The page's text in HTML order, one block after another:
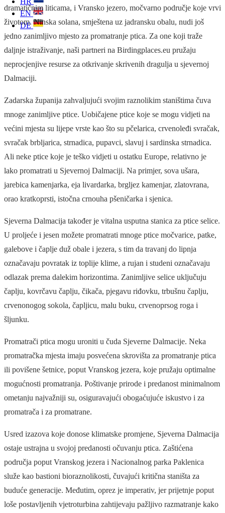
EN
DE
dramatičnim liticama, i Vransko jezero, močvarno područje koje vrvi
životom. Ninska solana, smještena uz jadransku obalu, nudi još
jedno zanimljivo mjesto za promatranje ptica. Za one koji traže
daljnje istraživanje, naši partneri na Birdingplaces.eu pružaju
neprocjenjive resurse za otkrivanje skrivenih dragulja u sjevernoj
Dalmaciji.
Zadarska županija zahvaljujući svojim raznolikim staništima čuva
mnoge zanimljive ptice. Uobičajene ptice koje se mogu vidjeti na
većini mjesta su lijepe vrste kao što su pčelarica, crvenoleđi svračak,
svračak brbljarica, strnadica, pupavci, slavuj i sardinska strnadica.
Ali neke ptice koje je teško vidjeti u ostatku Europe, relativno je
lako promatrati u Sjevernoj Dalmaciji. Na primjer, sova ušara,
jarebica kamenjarka, eja livardarka, brgljez kamenjar, zlatovrana,
orao kratkoprsti, istočna crnouha pšeničarka i sjenica.
Sjeverna Dalmacija također je vitalna usputna stanica za ptice selice.
U proljeće i jesen možete promatrati mnoge ptice močvarice, patke,
galebove i čaplje duž obale i jezera, s tim da travanj do lipnja
označavaju povratak iz toplije klime, a rujan i studeni označavaju
odlazak prema dalekim horizontima. Zanimljive selice uključuju
čaplju, kovrčavu čaplju, čikača, pjegavu riđovku, trbušnu čaplju,
crvenonogog sokola, čapljicu, malu buku, crvenoprsog roga i
šljunku.
Promatrači ptica mogu uroniti u čuda Sjeverne Dalmacije. Neka
promatračka mjesta imaju posvećena skrovišta za promatranje ptica
ili povišene šetnice, poput Vranskog jezera, koje pružaju optimalne
mogućnosti promatranja. Poštivanje prirode i predanost minimalnom
ometanju najvažniji su, osiguravajući obogaćujuće iskustvo i za
promatrača i za promatrane.
Usred izazova koje donose klimatske promjene, Sjeverna Dalmacija
ostaje ustrajna u svojoj predanosti očuvanju ptica. Zaštićena
područja poput Vranskog jezera i Nacionalnog parka Paklenica
služe kao bastioni bioraznolikosti, čuvajući kritična staništa za
buduće generacije. Međutim, oprez je imperativ, jer prijetnje poput
loše postavljenih vjetroturbina zahtijevaju pažljivo razmatranje kako